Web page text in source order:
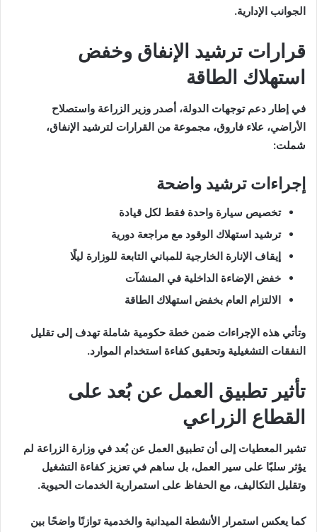
الجوانب الإدارية.
قرارات ترشيد الإنفاق وخفض
استهلاك الطاقة
في إطار دعم توجهات الدولة، أصدر وزير الزراعة واستصلاح
الأراضي، علاء فاروق، مجموعة من القرارات لترشيد الإنفاق،
شملت:
إجراءات ترشيد واضحة
تخصيص سيارة واحدة فقط لكل قيادة
ترشيد استهلاك الوقود مع مراجعة دورية
إيقاف الإنارة الخارجية للمباني التابعة للوزارة ليلًا
خفض الإضاءة الداخلية في المنشآت
الالتزام العام بخفض استهلاك الطاقة
وتأتي هذه الإجراءات ضمن خطة حكومية شاملة تهدف إلى تقليل
النفقات التشغيلية وتحقيق كفاءة استخدام الموارد.
تأثير تطبيق العمل عن بُعد على
القطاع الزراعي
تشير المعطيات إلى أن تطبيق العمل عن بُعد في وزارة الزراعة لم
يؤثر سلبًا على سير العمل، بل ساهم في تعزيز كفاءة التشغيل
وتقليل التكاليف، مع الحفاظ على استمرارية الخدمات الحيوية.
كما يعكس استمرار الأنشطة الميدانية والخدمية توازنًا واضحًا بين